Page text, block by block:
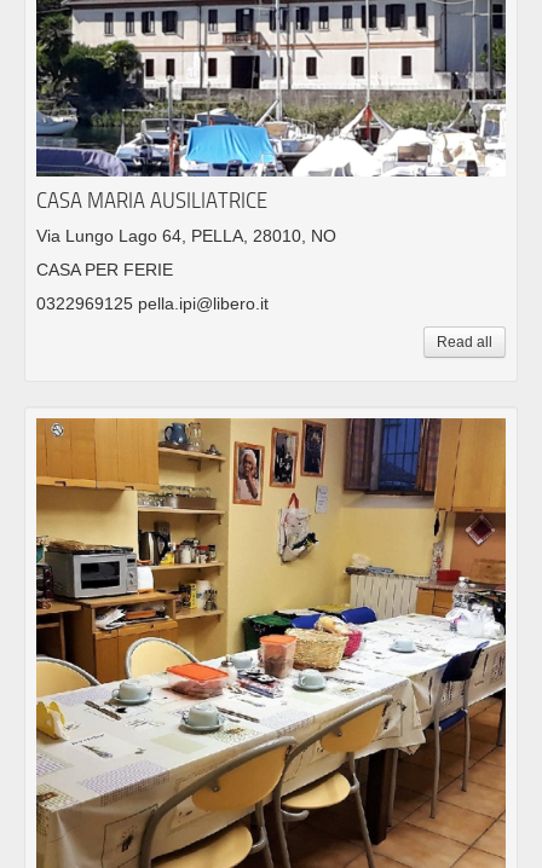
CASA MARIA AUSILIATRICE
Via Lungo Lago 64, PELLA, 28010, NO
CASA PER FERIE
0322969125 pella.ipi@libero.it
Read all